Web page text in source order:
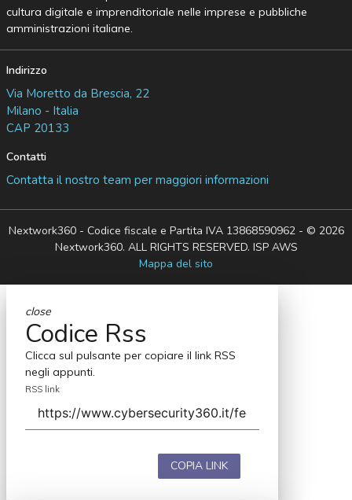
cultura digitale e imprenditoriale nelle imprese e pubbliche
amministrazioni italiane.
Indirizzo
Via Moretto da Brescia, 22
Milano - Italia
CAP 20133
Contatti
Contatta il nostro team per maggiori informazioni
Nextwork360 - Codice fiscale e Partita IVA 13868590962 - © 2026
Nextwork360. ALL RIGHTS RESERVED. ISP AWS
Mappa del sito
close
Codice Rss
Clicca sul pulsante per copiare il link RSS
negli appunti.
RSS link
COPIA LINK